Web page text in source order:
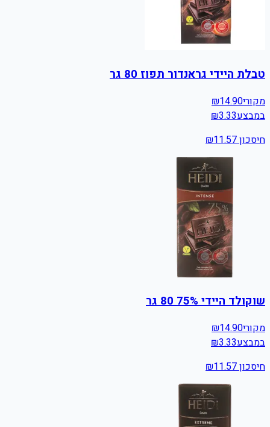
טבלת היידי גראנדור תפוז 80 גר
מקורי ₪14.90
במבצע
₪3.33
חיסכון ₪11.57
שוקולד היידי 75% 80 גר
מקורי ₪14.90
במבצע
₪3.33
חיסכון ₪11.57